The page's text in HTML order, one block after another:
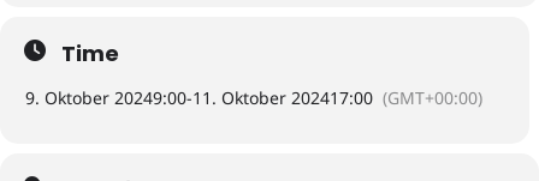
Time
9. Oktober 20249:00-11. Oktober 202417:00 (GMT+00:00)